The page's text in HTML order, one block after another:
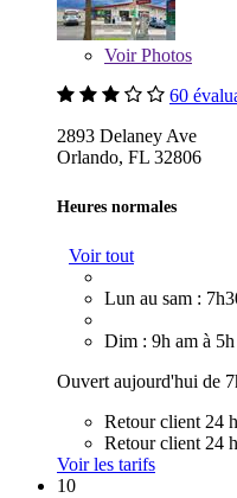
VoirPhotos
60
2893 Delaney Ave
Orlando, FL 32806
Heures normales
Voir tout
Lun au sam :
Dim : 9h am à
Ouvert aujourd'hui de
Retour client 24
Retour client 24
Voir les tarifs
10